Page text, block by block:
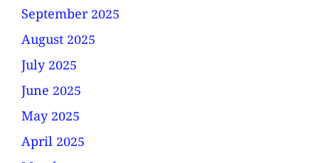
September 2025
August 2025
July 2025
June 2025
May 2025
April 2025